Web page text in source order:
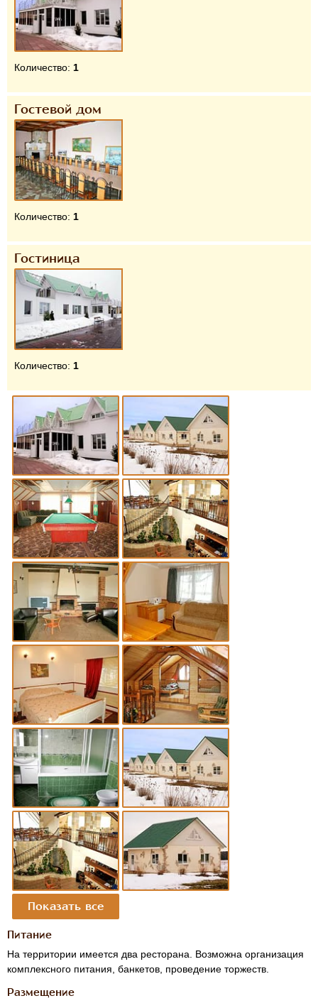
Количество: 1
Гостевой дом
Количество: 1
Гостиница
Количество: 1
Питание
На территории имеется два ресторана. Возможна организация
комплексного питания, банкетов, проведение торжеств.
Размещение